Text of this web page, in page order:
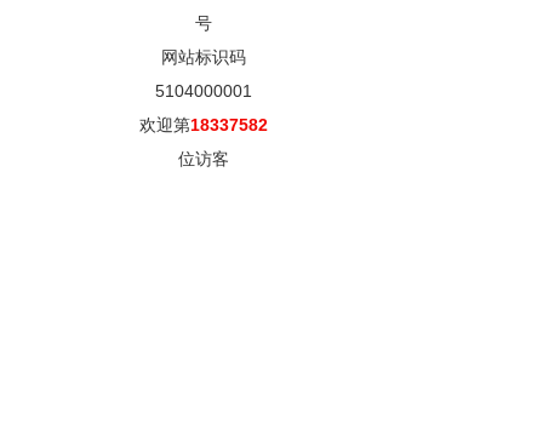
号
网站标识码
5104000001
欢迎第18337582
位访客